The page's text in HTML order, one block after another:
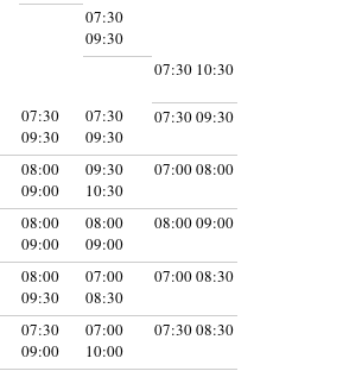
07:30
09:30
07:30 10:30
07:30
09:30
07:30
09:30
07:30 09:30
08:00
09:00
09:30
10:30
07:00 08:00
08:00
09:00
08:00
09:00
08:00 09:00
08:00
09:30
07:00
08:30
07:00 08:30
07:30
09:00
07:00
10:00
07:30 08:30